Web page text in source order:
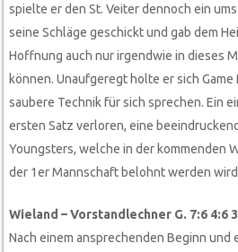
spielte er den St. Veiter dennoch ein
seine Schläge geschickt und gab dem
Hoffnung auch nur irgendwie in dieses
können. Unaufgeregt holte er sich
saubere Technik für sich sprechen. Ein
ersten Satz verloren, eine
Youngsters, welche in der kommenden
der 1er Mannschaft belohnt werden
Wieland – Vorstandlechner G. 7:6 4:6
Nach einem ansprechenden Beginn und